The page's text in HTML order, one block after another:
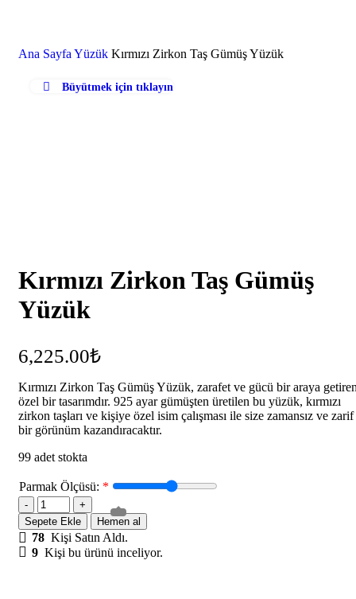
Ana Sayfa Yüzük Kırmızı Zirkon Taş Gümüş Yüzük
Büyütmek için tıklayın
Kırmızı Zirkon Taş Gümüş
Yüzük
6,225.00₺
Kırmızı Zirkon Taş Gümüş Yüzük, zarafet ve gücü bir araya
özel bir tasarımdır. 925 ayar gümüşten üretilen bu yüzük, kırmızı
zirkon taşları ve kişiye özel isim çalışması ile size zamansız ve zarif
bir görünüm kazandıracaktır.
99 adet stokta
Parmak Ölçüsü: *
Sepete Ekle Hemen al
78 Kişi Satın Aldı.
9 Kişi bu ürünü inceliyor.